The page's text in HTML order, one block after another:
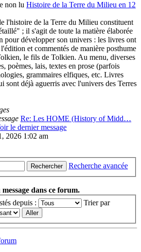
Histoire de la Terre du Milieu en 12
l'histoire de la Terre du Milieu constituent
; il s'agit de toute la matière élaborée
pour développer son univers : les livres ont
et commentés de manière posthume
le fils de Tolkien. Au menu, diverses
poèmes, lais, textes en prose (parfois
grammaires elfiques, etc. Livres
sont déjà aguerris avec l'univers des Terres
Re: Les HOME (History of Midd…
le dernier message
2026 1:02 am
Rechercher
Recherche avancée
dans ce forum.
depuis :
Trier par